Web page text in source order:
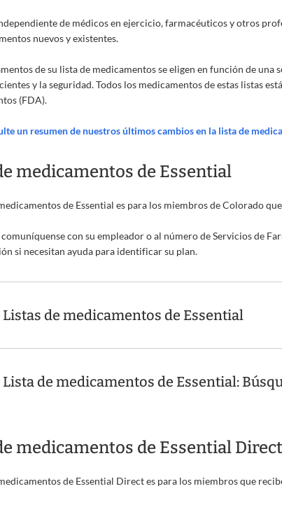
de médicos en ejercicio, farmacéuticos y otros
nuevos y existentes.
de su lista de medicamentos se eligen en función de
y la seguridad. Todos los medicamentos de estas listas
(FDA).
un resumen de nuestros últimos cambios en la lista de
medicamentos de Essential
de Essential es para los miembros de Colorado
con su empleador o al número de Servicios de
si necesitan ayuda para identificar su plan.
Listas de medicamentos de Essential
Lista de medicamentos de Essential:
medicamentos de Essential Direct
de Essential Direct es para los miembros que